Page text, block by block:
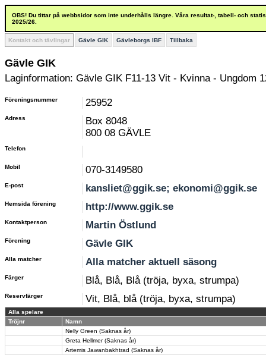
OBS! Du tittar på webbsidor som inte underhålls längre. Våra resultat-, tabell- och
2025/26.
Kontakt och tävlingar Gävle GIK Gävleborgs IBF Tillbaka
Gävle GIK
Laginformation: Gävle GIK F11-13 Vit - Kvinna - Ungdom
Föreningsnummer 25952
Adress
Box 8048
800 08 GÄVLE
Telefon
Mobil 070-3149580
E-post kansliet@ggik.se; ekonomi@ggik.se
Hemsida förening http://www.ggik.se
Kontaktperson Martin Östlund
Förening Gävle GIK
Alla matcher Alla matcher aktuell säsong
Färger Blå, Blå, Blå (tröja, byxa, strumpa)
Reservfärger Vit, Blå, blå (tröja, byxa, strumpa)
Alla spelare
Tröjnr
Namn
Nelly Green (Saknas år)
Greta Hellmer (Saknas år)
Artemis Jawanbakhtrad (Saknas år)